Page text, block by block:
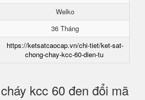
Welko
36 Tháng
https://ketsatcaocap.vn/chi-tiet/ket-sat-
chong-chay-kcc-60-dien-tu
kcc 60 đen đổi mã